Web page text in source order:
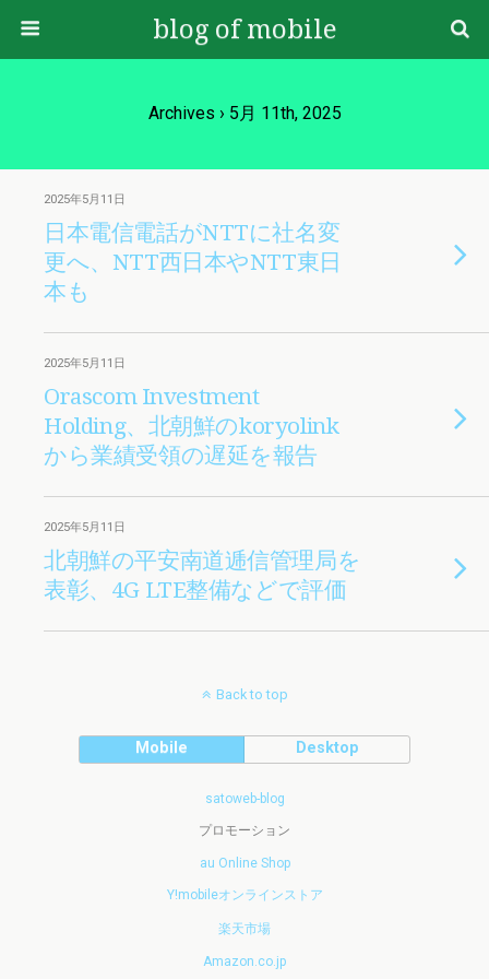
blog of mobile
Archives › 5月 11th, 2025
2025年5月11日
日本電信電話がNTTに社名変
更へ、NTT西日本やNTT東日
本も
2025年5月11日
Orascom Investment
Holding、北朝鮮のkoryolink
から業績受領の遅延を報告
2025年5月11日
北朝鮮の平安南道逓信管理局を
表彰、4G LTE整備などで評価
Back to top
Mobile Desktop
satoweb-blog
プロモーション
au Online Shop
Y!mobileオンラインストア
楽天市場
Amazon.co.jp